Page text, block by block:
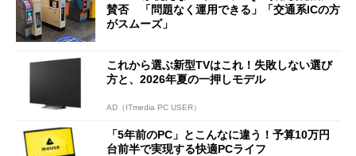
賛否 「問題なく運用できる」「交通系ICの方
がスムーズ」
これから選ぶ新型TVはこれ！失敗しない選び
方と、2026年夏の一押しモデル
AD（ITmedia PC USER）
「5年前のPC」とこんなに違う！予算10万円
台前半で実現する快適PCライフ